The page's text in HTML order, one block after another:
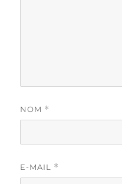
NOM *
E-MAIL *